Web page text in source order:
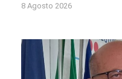
8 Agosto 2026